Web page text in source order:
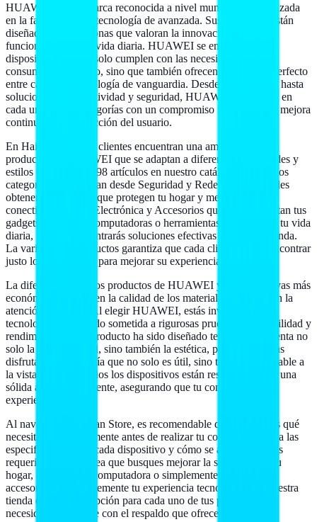
HUAWEI es una marca reconocida a nivel mundial, especializada
en la fabricación de tecnología de avanzada. Sus productos están
diseñados para personas que valoran la innovación y la
funcionalidad en su vida diaria. HUAWEI se enfoca en crear
dispositivos que no solo cumplen con las necesidades del
consumidor moderno, sino que también ofrecen un balance perfecto
entre calidad y tecnología de vanguardia. Desde smartphones hasta
soluciones de conectividad y seguridad, HUAWEI se destaca en
cada una de sus categorías con un compromiso firme hacia la mejora
continua y la satisfacción del usuario.
En Hailan Store, los clientes encuentran una amplia gama de
productos de HUAWEI que se adaptan a diferentes necesidades y
estilos de vida. Con 98 artículos en nuestro catálogo, ofrecemos
categorías que abarcan desde Seguridad y Redes, donde puedes
obtener dispositivos que protegen tu hogar y mejoran tu
conectividad, hasta Electrónica y Accesorios que complementan tus
gadgets. Si buscas computadoras o herramientas que faciliten tu vida
diaria, también encontrarás soluciones efectivas en nuestra tienda.
La variedad de productos garantiza que cada cliente pueda encontrar
justo lo que necesita para mejorar su experiencia digital.
La diferencia entre los productos de HUAWEI y las alternativas más
económicas se nota en la calidad de los materiales usados y en la
atención al detalle. Al elegir HUAWEI, estás invirtiendo en
tecnología que ha sido sometida a rigurosas pruebas de durabilidad y
rendimiento. Cada producto ha sido diseñado teniendo en cuenta no
solo la funcionalidad, sino también la estética, para que puedas
disfrutar de tecnología que no solo es útil, sino también agradable a
la vista. Además, todos los dispositivos están respaldados por una
sólida atención al cliente, asegurando que tu compra sea una
experiencia positiva.
Al navegar por Hailan Store, es recomendable que consideres qué
necesitas específicamente antes de realizar tu compra. Observa las
especificaciones de cada dispositivo y cómo se alinean con tus
requerimientos. Ya sea que busques mejorar la seguridad de tu
hogar, actualizar tu computadora o simplemente agregar un
accesorio que complemente tu experiencia tecnológica, en nuestra
tienda encontrarás opción para cada uno de tus proyectos y
necesidades, siempre con el respaldo que ofrece HUAWEI.